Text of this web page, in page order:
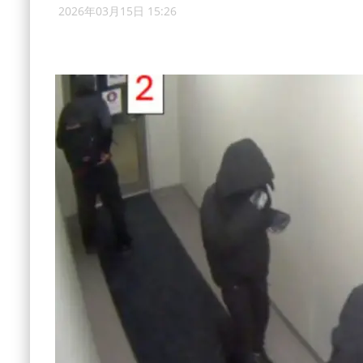
2026年03月15日 15:26